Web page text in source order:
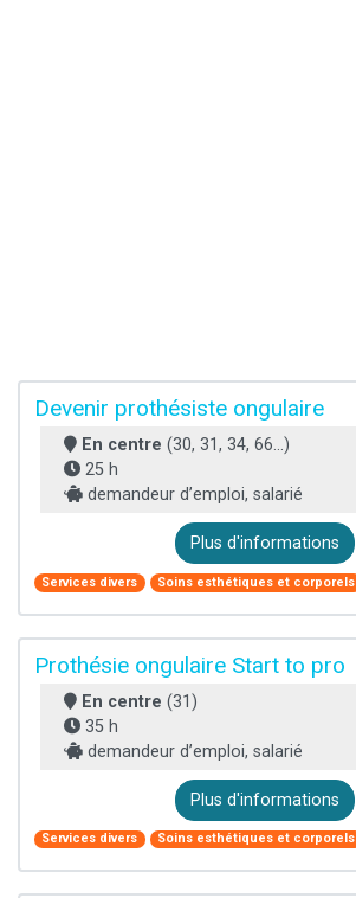
Devenir prothésiste ongulaire
En centre (30, 31, 34, 66...)
25 h
demandeur d’emploi, salarié
Plus d'informations
Services divers Soins esthétiques et corporels
Prothésie ongulaire Start to pro
En centre (31)
35 h
demandeur d’emploi, salarié
Plus d'informations
Services divers Soins esthétiques et corporels